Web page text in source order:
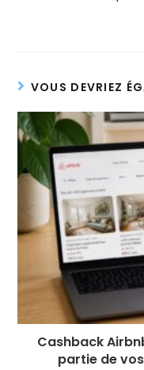
VOUS DEVRIEZ
Cashback
partie de